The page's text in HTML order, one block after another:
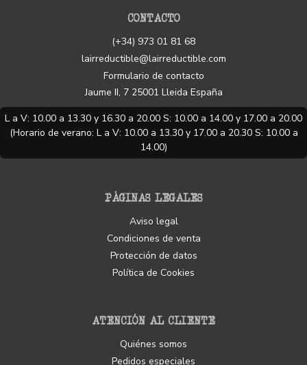
CONTACTO
(+34) 973 01 81 68
lairreductible@lairreductible.com
Formulario de contacto
Jaume II, 7 25001 Lleida España
L a V: 10.00 a 13.30 y 16.30 a 20.00 S: 10.00 a 14.00 y 17.00 a 20.00
(Horario de verano: L a V: 10.00 a 13.30 y 17.00 a 20.30 S: 10.00 a
14.00)
PÁGINAS LEGALES
Aviso legal
Condiciones de venta
Protección de datos
Política de Cookies
ATENCIÓN AL CLIENTE
Quiénes somos
Pedidos especiales